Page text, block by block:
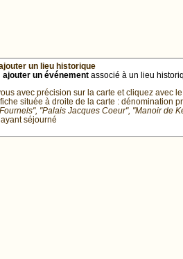
un lieu historique
ajouter un événement associé à un lieu
avec précision sur la carte et cliquez avec
située à droite de la carte : dénomination
"Palais Jacques Coeur", "Manoir de
séjourné